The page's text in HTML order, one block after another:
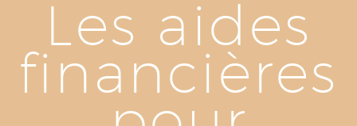
Les aides
financières